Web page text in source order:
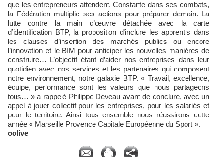
que les entrepreneurs attendent. Constante dans ses combats,
la Fédération multiplie ses actions pour préparer demain. La
lutte contre la main d’œuvre détachée avec la carte
d’identification BTP, la proposition d’inclure les apprentis dans
les clauses d’insertion des marchés publics ou encore
l’innovation et le BIM pour anticiper les nouvelles manières de
construire… L’objectif étant d’aider nos entreprises dans leur
quotidien avec nos services et les partenaires qui composent
notre environnement, notre galaxie BTP. « Travail, excellence,
équipe, performance sont les valeurs que nous partageons
tous… » a rappelé Philippe Deveau avant de conclure, avec un
appel à jouer collectif pour les entreprises, pour les salariés et
pour le territoire. Ainsi tous ensemble nous réussirons cette
année « Marseille Provence Capitale Européenne du Sport ».
oolive